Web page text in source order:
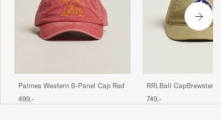
Palmes Western 6-Panel Cap Red
499,-
RRLBall CapBrewster
749,-